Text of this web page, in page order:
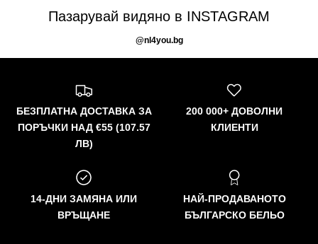
Пазарувай видяно в INSTAGRAM
@nl4you.bg
БЕЗПЛАТНА ДОСТАВКА ЗА
ПОРЪЧКИ НАД €55 (107.57
ЛВ)
200 000+ ДОВОЛНИ
КЛИЕНТИ
14-ДНИ ЗАМЯНА ИЛИ
ВРЪЩАНЕ
НАЙ-ПРОДАВАНОТО
БЪЛГАРСКО БЕЛЬО